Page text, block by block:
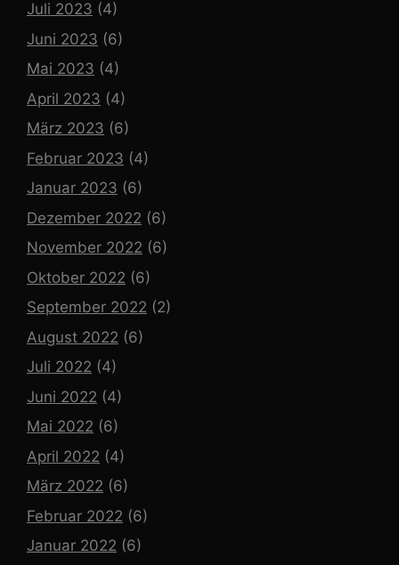
Juli 2023 (4)
Juni 2023 (6)
Mai 2023 (4)
April 2023 (4)
März 2023 (6)
Februar 2023 (4)
Januar 2023 (6)
Dezember 2022 (6)
November 2022 (6)
Oktober 2022 (6)
September 2022 (2)
August 2022 (6)
Juli 2022 (4)
Juni 2022 (4)
Mai 2022 (6)
April 2022 (4)
März 2022 (6)
Februar 2022 (6)
Januar 2022 (6)